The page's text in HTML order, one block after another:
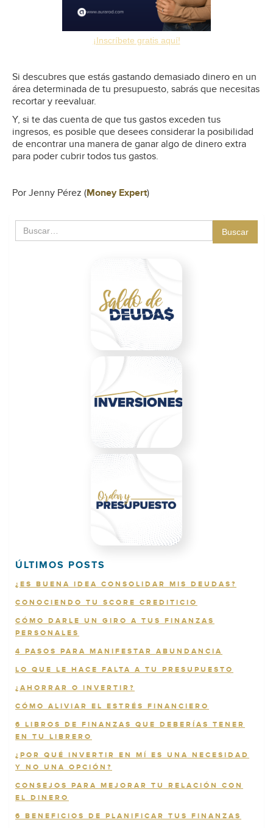
¡Inscríbete gratis aquí!
Si descubres que estás gastando demasiado dinero en un
área determinada de tu presupuesto, sabrás que necesitas
recortar y reevaluar.
Y, si te das cuenta de que tus gastos exceden tus
ingresos, es posible que desees considerar la posibilidad
de encontrar una manera de ganar algo de dinero extra
para poder cubrir todos tus gastos.
Por Jenny Pérez (Money Expert)
ÚLTIMOS POSTS
¿ES BUENA IDEA CONSOLIDAR MIS DEUDAS?
CONOCIENDO TU SCORE CREDITICIO
CÓMO DARLE UN GIRO A TUS FINANZAS
PERSONALES
4 PASOS PARA MANIFESTAR ABUNDANCIA
LO QUE LE HACE FALTA A TU PRESUPUESTO
¿AHORRAR O INVERTIR?
CÓMO ALIVIAR EL ESTRÉS FINANCIERO
6 LIBROS DE FINANZAS QUE DEBERÍAS TENER
EN TU LIBRERO
¿POR QUÉ INVERTIR EN MÍ ES UNA NECESIDAD
Y NO UNA OPCIÓN?
CONSEJOS PARA MEJORAR TU RELACIÓN CON
EL DINERO
6 BENEFICIOS DE PLANIFICAR TUS FINANZAS